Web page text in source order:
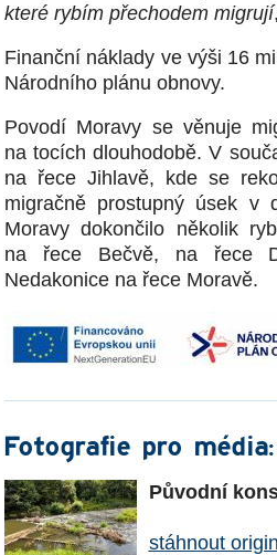
které rybím přechodem migrují
Finanční náklady ve výši 16
Národního plánu obnovy.
Povodí Moravy se věnuje
na tocích dlouhodobě. V
na řece Jihlavě, kde se
migračně prostupný úsek v
Moravy dokončilo několik
na řece Bečvě, na řece
Nedakonice na řece Moravě.
Fotografie pro média:
Původní
stáhnout